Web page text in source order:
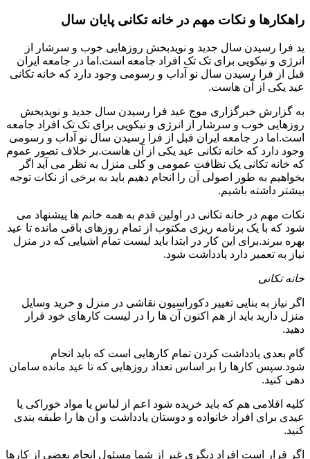
راهکارها و نکات مهم در خانه تکانی پایان سال
ید فرا رسیدن سال جدید و نویدبخش روزهایی خوب و سرشار از
انرژی و نیکویی برای تک تک افراد جامعه است.اما در جامعه ایران
قبل از فرا رسیدن سال نو آداب و رسومی وجود دارد که خانه تکانی
عید یکی از آن هاست.
به گزارش خبرگزاری موج عید فرا رسیدن سال جدید و نویدبخش
روزهایی خوب و سرشار از انرژی و نیکویی برای تک تک افراد جامعه
است.اما در جامعه ایران قبل از فرا رسیدن سال نو آداب و رسومی
وجود دارد که خانه تکانی عید یکی از آن هاست.بر خلاف تصور عموم
که خانه تکانی یک نظافت عمومی و کلی منزل به نظر می آید اگر
بخواهیم به طور اصولی آن را انجام دهیم باید به برخی از نکات توجه
بیشتر داشته باشیم.
نکات مهم در خانه تکانی در اولین قدم به همه خانم ها پیشنهاد می
شود که با یک برنامه ریزی مکتوب از تمام روزهای باقی مانده تا عید
بهره ببرند.برای این کار در ابتدا باید لیست تمام اشیایی که در منزل
نیاز به تعمیر دارد یادداشت شود.
خانه تکانی
اگر نیاز به بنایی تغییر دکوراسیون نقاشی در منزل و خرید وسایل
منزل دارید باید از هم اکنون آن ها را در لیست کارهای خود قرار
دهید.
گام بعدی یادداشت کردن تمام کارهایی است که باید انجام
شود.سپس کارها را بر اساس تعداد روزهایی که تا عید مانده سامان
دهی کنید.
کلیه اقلامی هم که باید خریده شود اعم از لباس یا مواد خوراکی یا
عیدی برای افراد خانواده و دوستان یادداشت و آن ها را طبقه بندی
کنید.
اگر قرار است افراد دیگری غیر از شما مسئول انجام بعضی از کارها